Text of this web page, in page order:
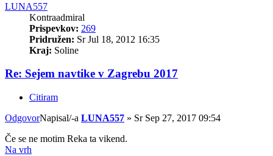
LUNA557
Kontraadmiral
Prispevkov: 269
Pridružen: Sr Jul 18, 2012 16:35
Kraj: Soline
Re: Sejem navtike v Zagrebu 2017
Citiram
OdgovorNapisal/-a LUNA557 » Sr Sep 27, 2017 09:54
Če se ne motim Reka ta vikend.
Na vrh